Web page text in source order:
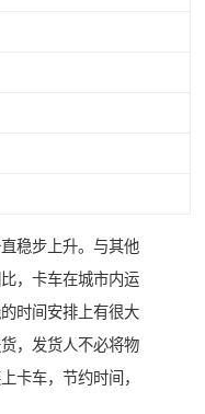
稳步上升。与其他
，卡车在城市内运
时间安排上有很大
，发货人不必将物
卡车，节约时间，